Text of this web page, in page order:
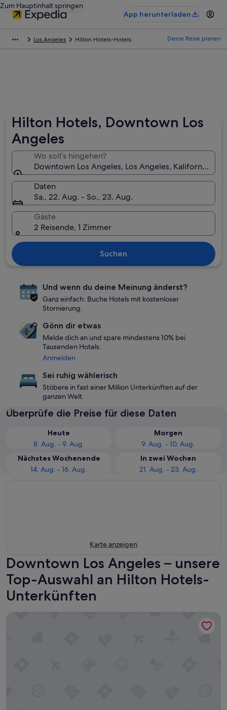
Zum Hauptinhalt springen
App herunterladen
Los Angeles Hilton Hotels-Hotels Deine Reise planen
Hilton Hotels, Downtown Los
Angeles
Wo soll’s hingehen?
Downtown Los Angeles, Los Angeles, Kalifornien,
Daten
Sa., 22. Aug. - So., 23. Aug.
Gäste
2 Reisende, 1 Zimmer
Suchen
Und wenn du deine Meinung änderst?
Ganz einfach: Buche Hotels mit kostenloser
Stornierung.
Gönn dir etwas
Melde dich an und spare mindestens 10% bei
Tausenden Hotels.
Anmelden
Sei ruhig wählerisch
Stöbere in fast einer Million Unterkünften auf der
ganzen Welt.
Überprüfe die Preise für diese Daten
Heute
8. Aug. - 9. Aug.
Morgen
9. Aug. - 10. Aug.
Nächstes Wochenende
14. Aug. - 16. Aug.
In zwei Wochen
21. Aug. - 23. Aug.
Karte anzeigen
Downtown Los Angeles – unsere
Top-Auswahl an Hilton Hotels-
Unterkünften